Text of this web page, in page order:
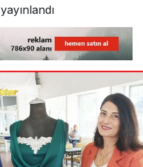
yayınlandı